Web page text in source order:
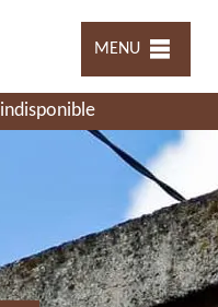
MENU
indisponible